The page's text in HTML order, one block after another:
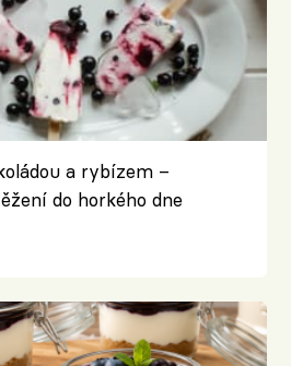
a rybízem –
do horkého dne